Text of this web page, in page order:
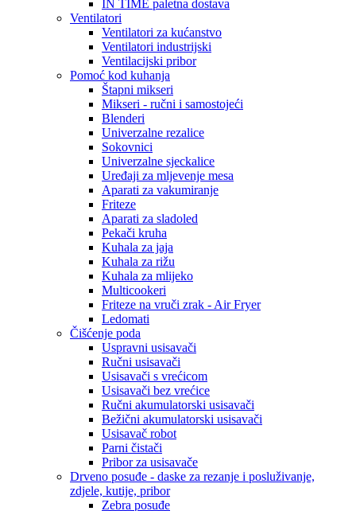
IN TIME paletna dostava
Ventilatori
Ventilatori za kućanstvo
Ventilatori industrijski
Ventilacijski pribor
Pomoć kod kuhanja
Štapni mikseri
Mikseri - ručni i samostojeći
Blenderi
Univerzalne rezalice
Sokovnici
Univerzalne sjeckalice
Uređaji za mljevenje mesa
Aparati za vakumiranje
Friteze
Aparati za sladoled
Pekači kruha
Kuhala za jaja
Kuhala za rižu
Kuhala za mlijeko
Multicookeri
Friteze na vruči zrak - Air Fryer
Ledomati
Čišćenje poda
Uspravni usisavači
Ručni usisavači
Usisavači s vrećicom
Usisavači bez vrećice
Ručni akumulatorski usisavači
Bežični akumulatorski usisavači
Usisavač robot
Parni čistači
Pribor za usisavače
Drveno posuđe - daske za rezanje i posluživanje,
zdjele, kutije, pribor
Zebra posuđe